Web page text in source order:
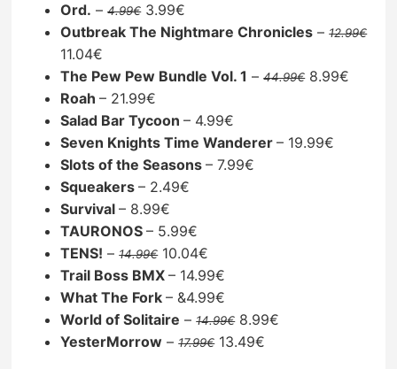
Ord. –4.99€3.99€
Outbreak The Nightmare Chronicles –12.99€
11.04€
The Pew Pew Bundle Vol. 1 –44.99€8.99€
Roah– 21.99€
Salad Bar Tycoon– 4.99€
Seven Knights Time Wanderer– 19.99€
Slots of the Seasons– 7.99€
Squeakers– 2.49€
Survival– 8.99€
TAURONOS– 5.99€
TENS! –14.99€10.04€
Trail Boss BMX– 14.99€
What The Fork– &4.99€
World of Solitaire –14.99€8.99€
YesterMorrow –17.99€13.49€